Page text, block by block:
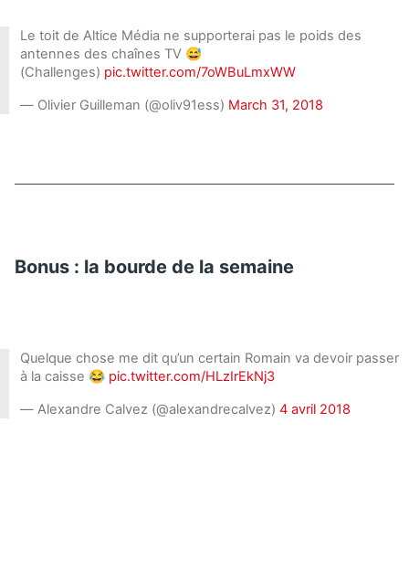
Le toit de Altice Média ne supporterai pas le poids des
antennes des chaînes TV 😅
(Challenges) pic.twitter.com/7oWBuLmxWW
— Olivier Guilleman (@oliv91ess) March 31, 2018
Bonus : la bourde de la semaine
Quelque chose me dit qu’un certain Romain va devoir passer
à la caisse 😂 pic.twitter.com/HLzIrEkNj3
— Alexandre Calvez (@alexandrecalvez) 4 avril 2018